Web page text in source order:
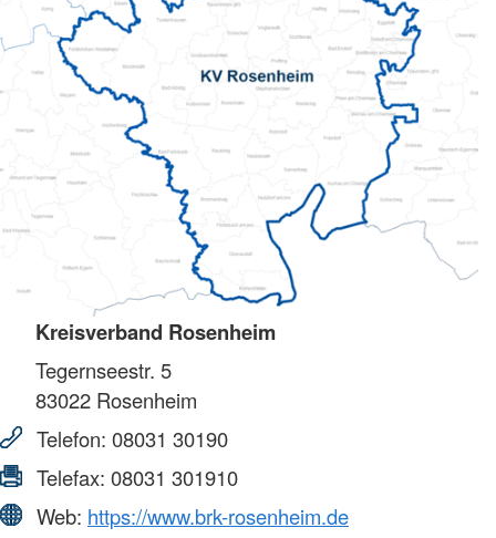
Kreisverband Rosenheim
Tegernseestr. 5
83022 Rosenheim
Telefon: 08031 30190
Telefax: 08031 301910
Web: https://www.brk-rosenheim.de